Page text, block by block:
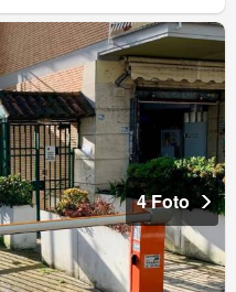
4 Foto